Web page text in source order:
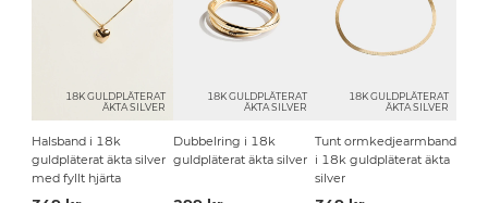
18K GULDPLÄTERAT
ÄKTA SILVER
Halsband i 18k
guldpläterat äkta silver
med fyllt hjärta
18K GULDPLÄTERAT
ÄKTA SILVER
Dubbelring i 18k
guldpläterat äkta silver
18K GULDPLÄTERAT
ÄKTA SILVER
Tunt ormkedjearmband
i 18k guldpläterat äkta
silver